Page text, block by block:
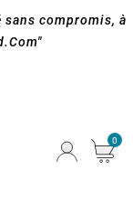
compromis, à
0